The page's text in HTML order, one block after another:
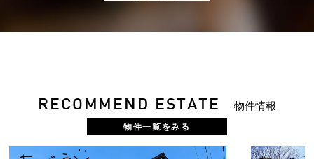
RECOMMEND ESTATE 物件情報
物件一覧をみる